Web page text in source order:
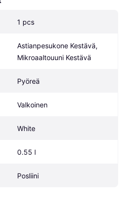
1 pcs
Astianpesukone Kestävä,
Mikroaaltouuni Kestävä
Pyöreä
Valkoinen
White
0.55 l
Posliini